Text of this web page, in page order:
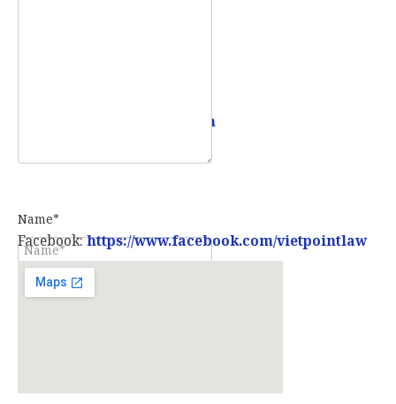
Name*
info@vietpointlaw.vn
Facebook:https://www.facebook.com/vietpointlaw